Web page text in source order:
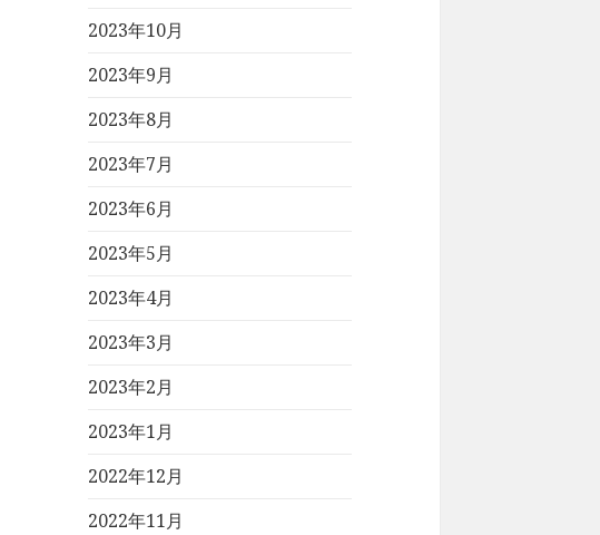
2023年10月
2023年9月
2023年8月
2023年7月
2023年6月
2023年5月
2023年4月
2023年3月
2023年2月
2023年1月
2022年12月
2022年11月